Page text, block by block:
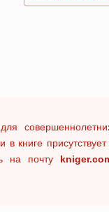
в книге
на почту